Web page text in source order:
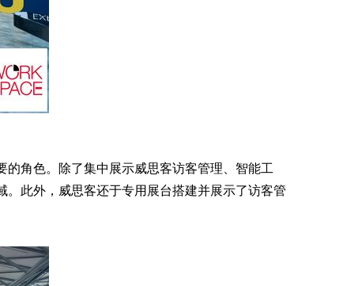
角色。除了集中展示威思客访客管理、智能工
此外，威思客还于专用展台搭建并展示了访客管